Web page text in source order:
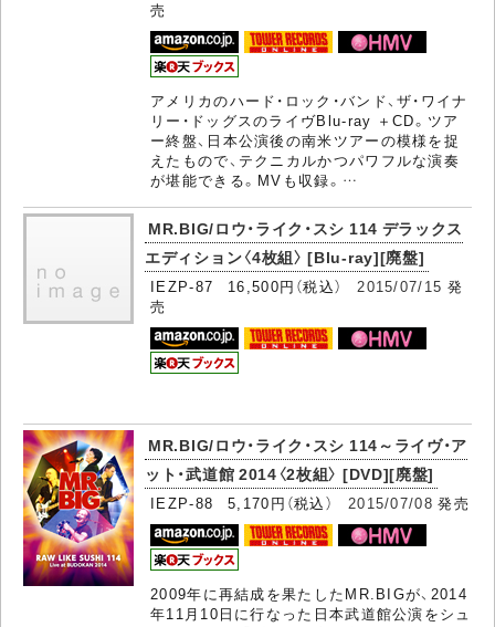
売
アメリカのハード・ロック・バンド、ザ・ワイナ
リー・ドッグスのライヴBlu-ray ＋CD。ツア
ー終盤、日本公演後の南米ツアーの模様を捉
えたもので、テクニカルかつパワフルな演奏
が堪能できる。MVも収録。…
MR.BIG/ロウ・ライク・スシ 114 デラックス
エディション〈4枚組〉 [Blu-ray][廃盤]
IEZP-87 16,500円（税込）2015/07/15 発
売
MR.BIG/ロウ・ライク・スシ 114～ライヴ・ア
ット・武道館 2014〈2枚組〉 [DVD][廃盤]
IEZP-88 5,170円（税込） 2015/07/08 発売
2009年に再結成を果たしたMR.BIGが、2014
年11月10日に行なった日本武道館公演をシュ